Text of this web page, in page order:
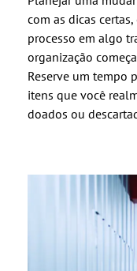
com as dicas
processo em algo
organização
Reserve um tempo
itens que você
doados ou